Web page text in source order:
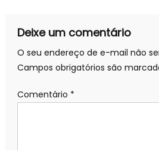
Deixe um comentário
O seu endereço de e-mail não
Campos obrigatórios são
Comentário *